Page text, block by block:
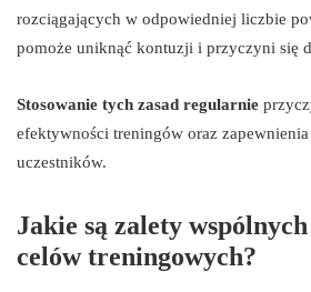
rozciągających w odpowiedniej liczbie
pomoże uniknąć kontuzji i przyczyni się
Stosowanie tych zasad regularnie
efektywności treningów oraz
uczestników.
Jakie są zalety
celów treningowych?